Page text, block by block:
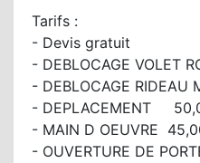
Tarifs :
- Devis gratuit
- DEBLOCAGE VOLET
- DEBLOCAGE RIDEAU
- DEPLACEMENT
- MAIN D OEUVRE
- OUVERTURE DE